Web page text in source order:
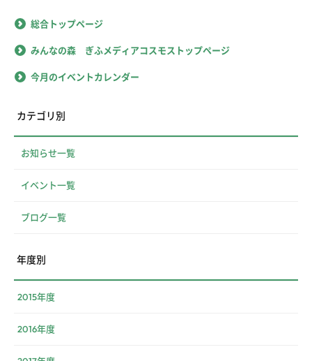
総合トップページ
みんなの森 ぎふメディアコスモストップページ
今月のイベントカレンダー
カテゴリ別
お知らせ一覧
イベント一覧
ブログ一覧
年度別
2015年度
2016年度